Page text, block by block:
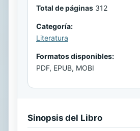
Total de páginas 312
Categoría:
Literatura
Formatos disponibles:
PDF, EPUB, MOBI
Sinopsis del Libro